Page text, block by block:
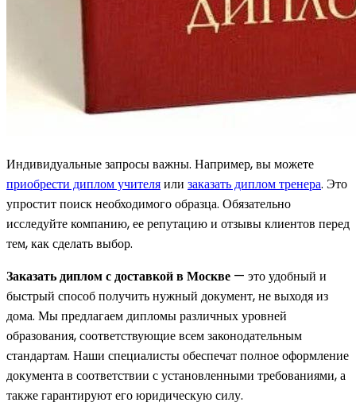
Индивидуальные запросы важны. Например, вы можете
приобрести диплом учителяили заказать диплом тренера. Это
упростит поиск необходимого образца. Обязательно
исследуйте компанию, ее репутацию и отзывы клиентов перед
тем, как сделать выбор.
Заказать диплом с доставкой в Москве — это удобный и
быстрый способ получить нужный документ, не выходя из
дома. Мы предлагаем дипломы различных уровней
образования, соответствующие всем законодательным
стандартам. Наши специалисты обеспечат полное оформление
документа в соответствии с установленными требованиями, а
также гарантируют его юридическую силу.